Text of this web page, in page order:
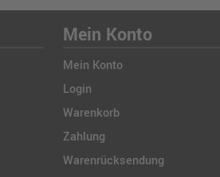
Mein Konto
Mein Konto
Login
Warenkorb
Zahlung
Warenrücksendung